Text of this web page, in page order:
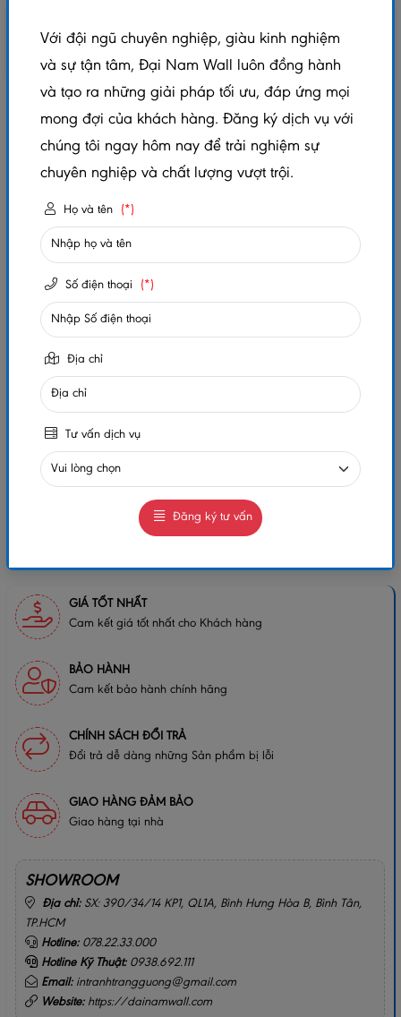
TẤM ỐP THAN TRE – GIỌT NƯỚC HỒNG
5.0/5 (1 đánh giá) | 0 đã bán
Xem thêm thuộc tính sản phẩm
Trạng thái: Còn hàng
Số lần xem: 212
0984032156
MUA NGAY
GIAO HÀNG COD TOÀN QUỐC
GỌI CHO TÔI
GIÁ TỐT NHẤT
Cam kết giá tốt nhất cho Khách hàng
BẢO HÀNH
Cam kết bảo hành chính hãng
CHÍNH SÁCH ĐỔI TRẢ
Đổi trả dễ dàng những Sản phẩm bị lỗi
GIAO HÀNG ĐẢM BẢO
Giao hàng tại nhà
SHOWROOM
Địa chỉ: SX: 390/34/14 KP1, QL1A, Bình Hưng Hòa B, Bình Tân,
TP.HCM
Hotline: 078.22.33.000
Hotline Kỹ Thuật: 0938.692.111
Email: intranhtrangguong@gmail.com
Website:https://dainamwall.com
Với đội ngũ chuyên nghiệp, giàu kinh nghiệm
và sự tận tâm, Đại Nam Wall luôn đồng hành
và tạo ra những giải pháp tối ưu, đáp ứng mọi
mong đợi của khách hàng. Đăng ký dịch vụ với
chúng tôi ngay hôm nay để trải nghiệm sự
chuyên nghiệp và chất lượng vượt trội.
Họ và tên (*)
Số điện thoại (*)
Địa chỉ
Tư vấn dịch vụ
Đăng ký tư vấn